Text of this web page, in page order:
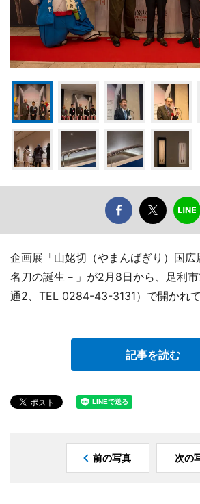
企画展「山姥切（やまんばぎり）国広
名刀の誕生－」が2月8日から、足利
通2、TEL 0284-43-3131）で開かれて
記事を読む
前の写真 次の